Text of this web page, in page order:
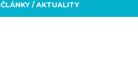
ČLÁNKY / AKTUALITY